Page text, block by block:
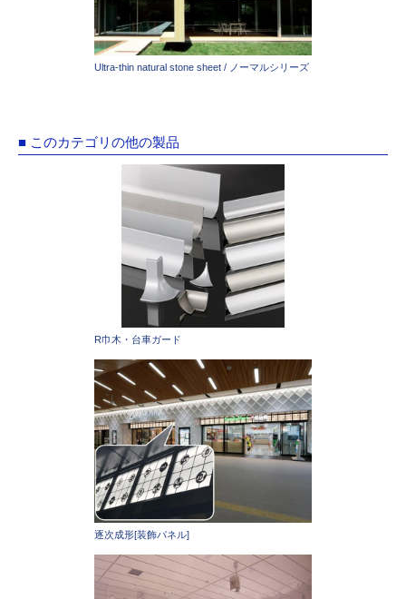
Ultra-thin natural stone sheet / ノーマルシリーズ
■ このカテゴリの他の製品
R巾木・台車ガード
逐次成形[装飾パネル]